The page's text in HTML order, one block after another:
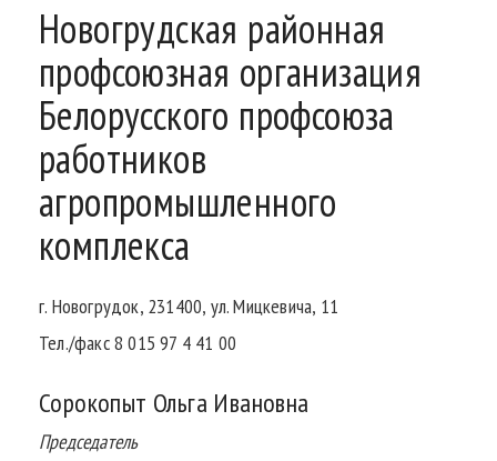
Новогрудская районная
профсоюзная организация
Белорусского профсоюза
работников
агропромышленного
комплекса
г. Новогрудок, 231400, ул. Мицкевича, 11
Тел./факс 8 015 97 4 41 00
Сорокопыт Ольга Ивановна
Председатель